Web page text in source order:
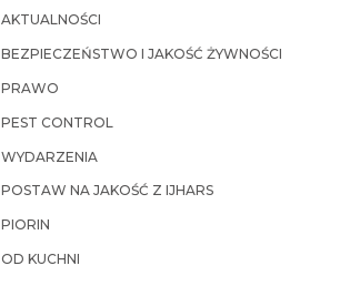
AKTUALNOŚCI
BEZPIECZEŃSTWO I JAKOŚĆ ŻYWNOŚCI
PRAWO
PEST CONTROL
WYDARZENIA
POSTAW NA JAKOŚĆ Z IJHARS
PIORIN
OD KUCHNI